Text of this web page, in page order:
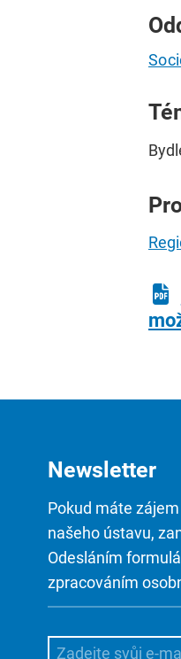
Newsletter
Pokud máte
našeho ústavu,
Odesláním
zpracováním